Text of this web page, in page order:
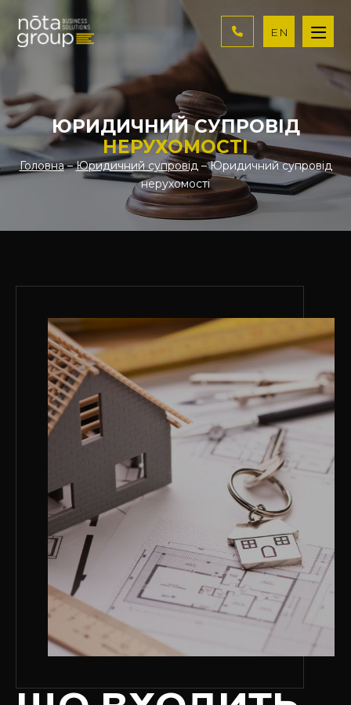
EN
ЮРИДИЧНИЙ СУПРОВІД
НЕРУХОМОСТІ
Головна–Юридичний супровід– Юридичний супровід
нерухомості